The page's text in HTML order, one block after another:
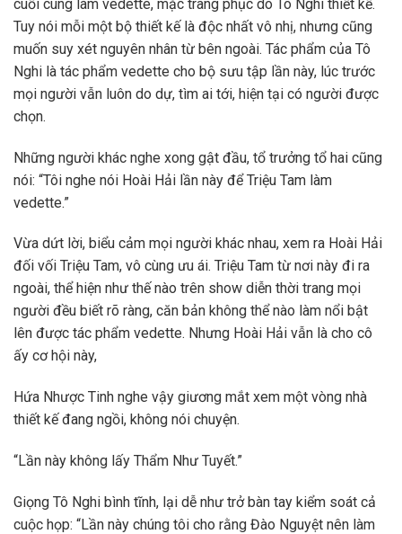
cuối cùng làm vedette, mặc trang phục do Tô Nghi thiết kế.
Tuy nói mỗi một bộ thiết kế là độc nhất vô nhị, nhưng cũng
muốn suy xét nguyên nhân từ bên ngoài. Tác phẩm của Tô
Nghi là tác phẩm vedette cho bộ sưu tập lần này, lúc trước
mọi người vẫn luôn do dự, tìm ai tới, hiện tại có người được
chọn.
Những người khác nghe xong gật đầu, tổ trưởng tổ hai cũng
nói: “Tôi nghe nói Hoài Hải lần này để Triệu Tam làm
vedette.”
Vừa dứt lời, biểu cảm mọi người khác nhau, xem ra Hoài Hải
đối vối Triệu Tam, vô cùng ưu ái. Triệu Tam từ nơi này đi ra
ngoài, thể hiện như thế nào trên show diễn thời trang mọi
người đều biết rõ ràng, căn bản không thể nào làm nổi bật
lên được tác phẩm vedette. Nhưng Hoài Hải vẫn là cho cô
ấy cơ hội này,
Hứa Nhược Tinh nghe vậy giương mắt xem một vòng nhà
thiết kế đang ngồi, không nói chuyện.
“Lần này không lấy Thẩm Như Tuyết.”
Giọng Tô Nghi bình tĩnh, lại dễ như trở bàn tay kiểm soát cả
cuộc họp: “Lần này chúng tôi cho rằng Đào Nguyệt nên làm